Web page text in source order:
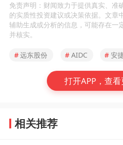
免责声明：财闻致力于提供真实、准
的实质性投资建议或决策依据。文章
辅助生成或分析的信息，可能存在一
并核实。
#远东股份 # AIDC # 安
打开APP，查
相关推荐